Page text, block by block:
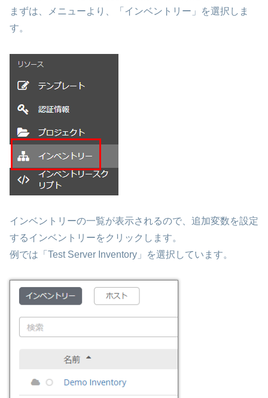
まずは、メニューより、「インベントリー」を選択しま
す。
インベントリーの一覧が表示されるので、追加変数を設定
するインベントリーをクリックします。
例では「Test Server Inventory」を選択しています。